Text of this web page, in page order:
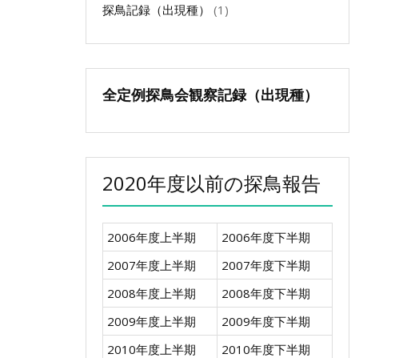
探鳥記録（出現種） (1)
全定例探鳥会観察記録（出現種）
2020年度以前の探鳥報告
2006年度上半期
2006年度下半期
2007年度上半期
2007年度下半期
2008年度上半期
2008年度下半期
2009年度上半期
2009年度下半期
2010年度上半期
2010年度下半期